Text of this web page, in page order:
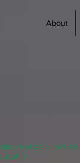
About
et de